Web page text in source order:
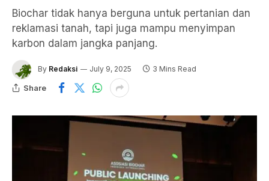
Biochar tidak hanya berguna untuk pertanian dan
reklamasi tanah, tapi juga mampu menyimpan
karbon dalam jangka panjang.
By Redaksi July 9, 2025 3 Mins Read
Share